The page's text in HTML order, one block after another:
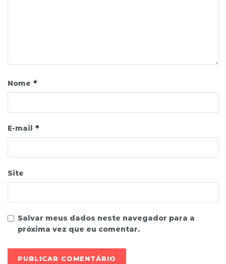
Nome *
E-mail *
Site
Salvar meus dados neste navegador para a
próxima vez que eu comentar.